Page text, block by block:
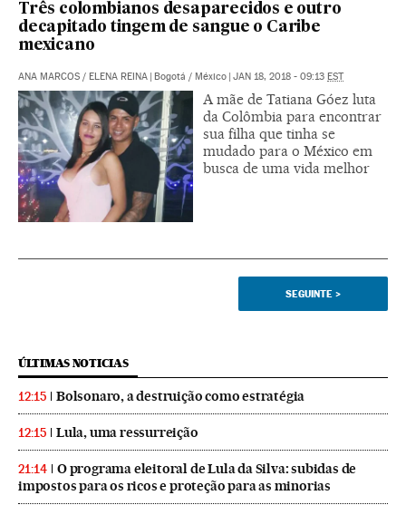
Três colombianos desaparecidos e outro
decapitado tingem de sangue o Caribe
mexicano
ANA MARCOS / ELENA REINA | Bogotá / México | JAN 18, 2018 - 09:13 EST
A mãe de Tatiana Góez luta
da Colômbia para encontrar
sua filha que tinha se
mudado para o México em
busca de uma vida melhor
SEGUINTE >
ÚLTIMAS NOTICIAS
12:15 Bolsonaro, a destruição como estratégia
12:15 Lula, uma ressurreição
21:14
O programa eleitoral de Lula da Silva: subidas de
impostos para os ricos e proteção para as minorias